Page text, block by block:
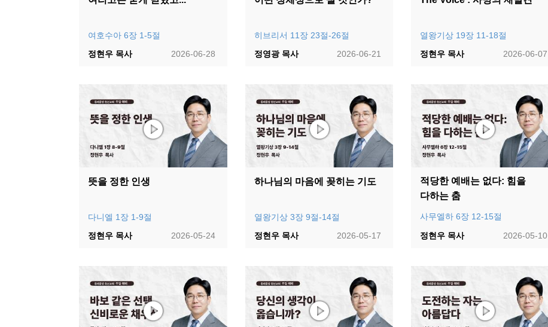
여호수아 6장 1-5절
2026-06-28
정현우 목사
히브리서 11장 23절-26절
2026-06-21
정영광 목사
열왕기상 19장 11-18절
2026-06-07
정현우 목사
뜻을 정한 인생
다니엘 1장 1-9절
2026-05-24
정현우 목사
하나님의 마음에 꽂히는 기도
열왕기상 3장 9절-14절
2026-05-17
정현우 목사
적당한 예배는 없다: 힘을
다하는 춤
사무엘하 6장 12-15절
2026-05-10
정현우 목사